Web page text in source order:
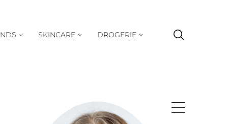
SKINCARE DROGERIE